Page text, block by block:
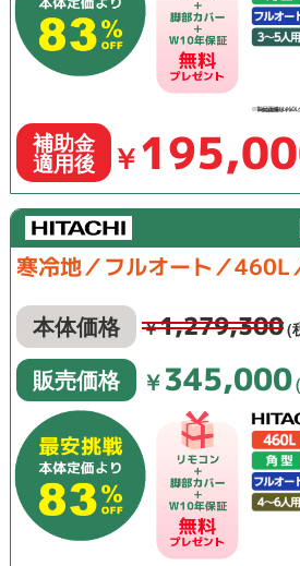
補助金
適用後 ￥
寒冷地／フルオート／460L
本体価格 ￥1,279,300(
販売価格 ￥345,000